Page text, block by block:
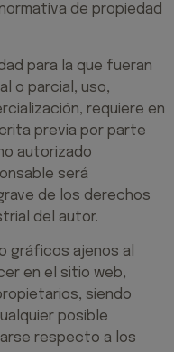
de propiedad
para la que fueran
o parcial, uso,
requiere en
previa por parte
autorizado
será
de los derechos
del autor.
gráficos ajenos al
en el sitio web,
siendo
posible
respecto a los